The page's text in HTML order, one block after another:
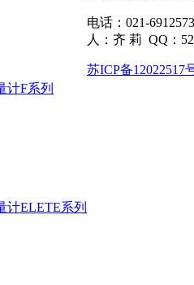
计F系列
计ELETE系列
电话：021-
人：齐 莉 QQ：
苏ICP备12022517